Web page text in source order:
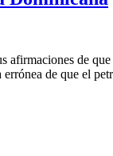
de que
errónea de que el